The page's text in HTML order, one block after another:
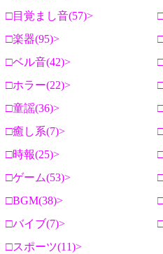
目覚まし音(57)
楽器(95)
ベル音(42)
ホラー(22)
童謡(36)
癒し系(7)
時報(25)
ゲーム(53)
BGM(38)
バイブ(7)
スポーツ(11)